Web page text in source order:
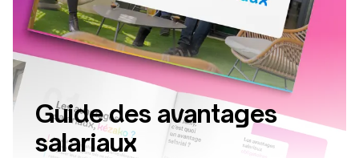
Guide des avantages
salariaux